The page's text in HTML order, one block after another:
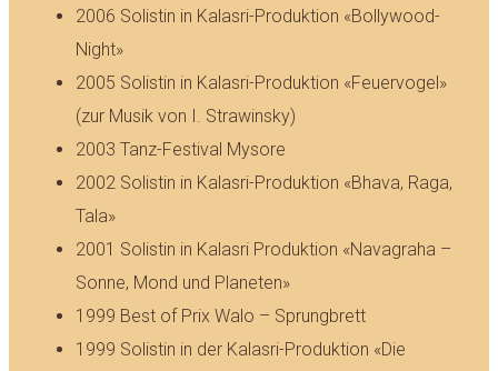
2006 Solistin in Kalasri-Produktion «Bollywood-
Night»
2005 Solistin in Kalasri-Produktion «Feuervogel»
(zur Musik von I. Strawinsky)
2003 Tanz-Festival Mysore
2002 Solistin in Kalasri-Produktion «Bhava, Raga,
Tala»
2001 Solistin in Kalasri Produktion «Navagraha –
Sonne, Mond und Planeten»
1999 Best of Prix Walo – Sprungbrett
1999 Solistin in der Kalasri-Produktion «Die